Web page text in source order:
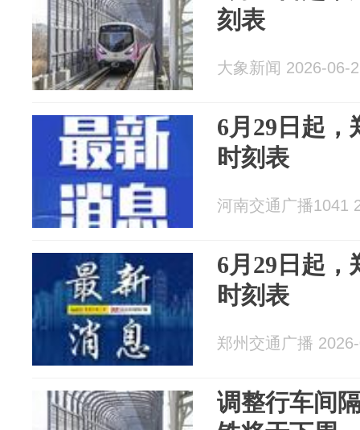
刻表
大象新闻 2026-06-
6月29日起
时刻表
河南交通广播1041
6月29日起
时刻表
郑州交通广播
调整行车间